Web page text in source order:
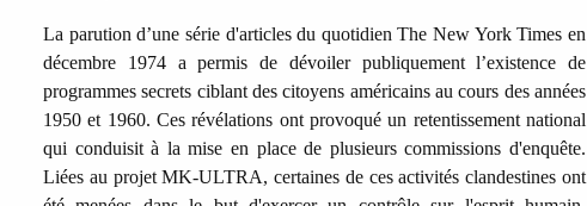
La parution d’une série d'articles du quotidien The New York Times en
décembre 1974 a permis de dévoiler publiquement l’existence de
programmes secrets ciblant des citoyens américains au cours des années
1950 et 1960. Ces révélations ont provoqué un retentissement national
qui conduisit à la mise en place de plusieurs commissions d'enquête.
Liées au projet MK-ULTRA, certaines de ces activités clandestines ont